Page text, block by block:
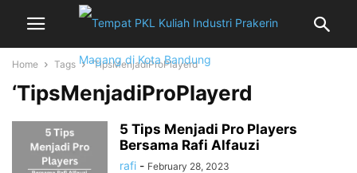
Home Tags ‘TipsMenjadiProPlayerd
‘TipsMenjadiProPlayerd
5 Tips Menjadi Pro Players
Bersama Rafi Alfauzi
rafi - February 28, 2023